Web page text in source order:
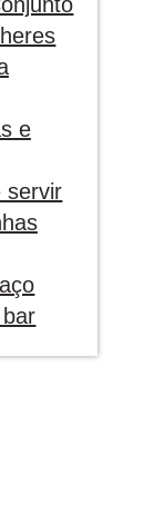
e
servir